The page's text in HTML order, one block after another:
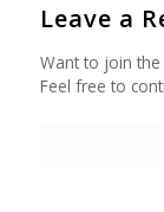
Leave a
Want to join the
Feel free to